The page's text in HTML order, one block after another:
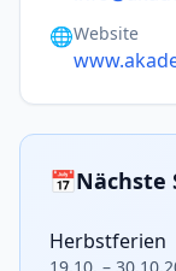
🌐Website
📅Nächste
Herbstferien